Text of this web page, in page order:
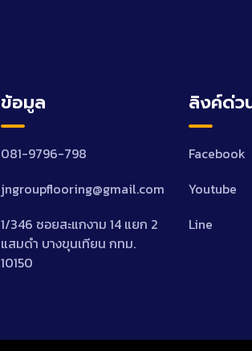
ข้อมูล
081-9796-798
jngroupflooring@gmail.com
1/346 ซอยสะแกงาม 14 แยก 2
แสมดำ บางขุนเทียน กทม.
10150
ลิงค์ด่ว
Facebook
Youtube
Line